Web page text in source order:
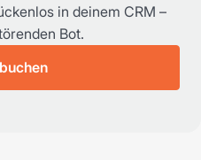
in deinem CRM –
Bot.